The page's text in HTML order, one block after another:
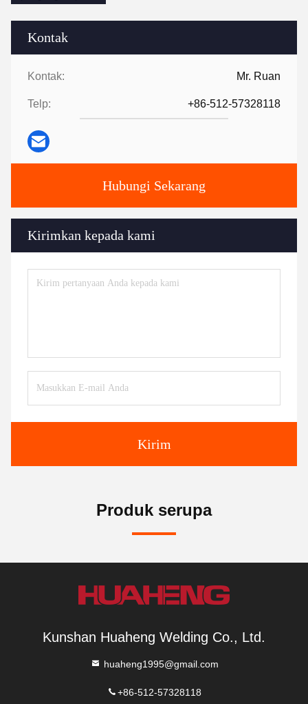
Kontak
Kontak: Mr. Ruan
Telp: +86-512-57328118
Hubungi Sekarang
Kirimkan kepada kami
Kirim
Produk serupa
Kunshan Huaheng Welding Co., Ltd.
huaheng1995@gmail.com
+86-512-57328118